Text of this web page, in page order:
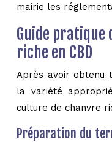
mairie les
Guide pratique
riche en CBD
Après avoir obtenu
la variété
culture de chanvre
Préparation du